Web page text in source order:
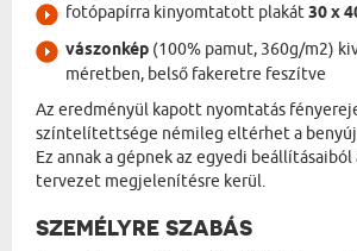
fotópapírra kinyomtatott plakát30 x
vászonkép (100% pamut, 360g/m2)
méretben, belső fakeretre feszítve
Az eredményül kapott nyomtatás
színtelítettsége némileg eltérhet a
Ez annak a gépnek az egyedi
tervezet megjelenítésre kerül.
SZEMÉLYRE SZABÁS